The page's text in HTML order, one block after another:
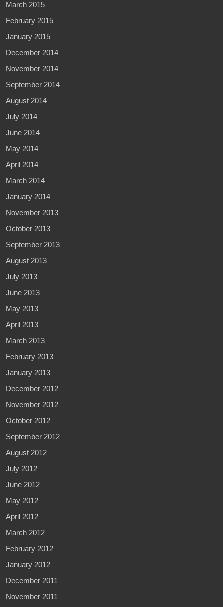
March 2015
February 2015
January 2015
December 2014
November 2014
September 2014
August 2014
July 2014
June 2014
May 2014
April 2014
March 2014
January 2014
November 2013
October 2013
September 2013
August 2013
July 2013
June 2013
May 2013
April 2013
March 2013
February 2013
January 2013
December 2012
November 2012
October 2012
September 2012
August 2012
July 2012
June 2012
May 2012
April 2012
March 2012
February 2012
January 2012
December 2011
November 2011